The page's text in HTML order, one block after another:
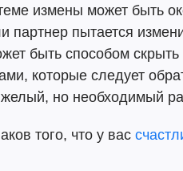
измены может быть
пытается
быть способом
которые следует
но необходимый
того, что у вас